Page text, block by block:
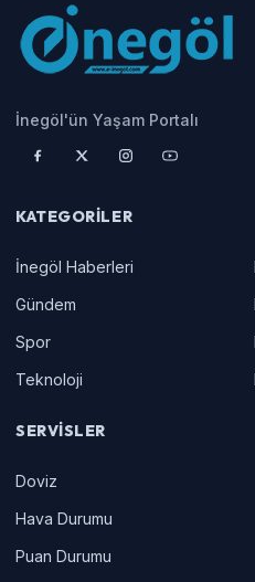
İnegöl'ün Yaşam Portalı
KATEGORILER
İnegöl Haberleri
Gündem
Spor
Teknoloji
SERVISLER
Doviz
Hava Durumu
Puan Durumu